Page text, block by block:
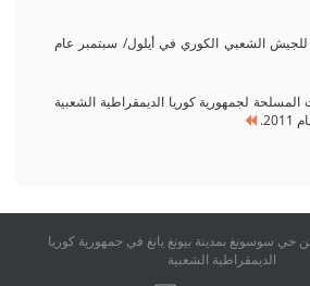
للجيش الشعبي الكوري في أيلول/ سبتمبر عام
المسلحة لجمهورية كوريا الديمقراطية الشعبية
سوسونغ بمدينة بيونغ يانغ في جمهورية كوريا
الديمقراطية الشعبية